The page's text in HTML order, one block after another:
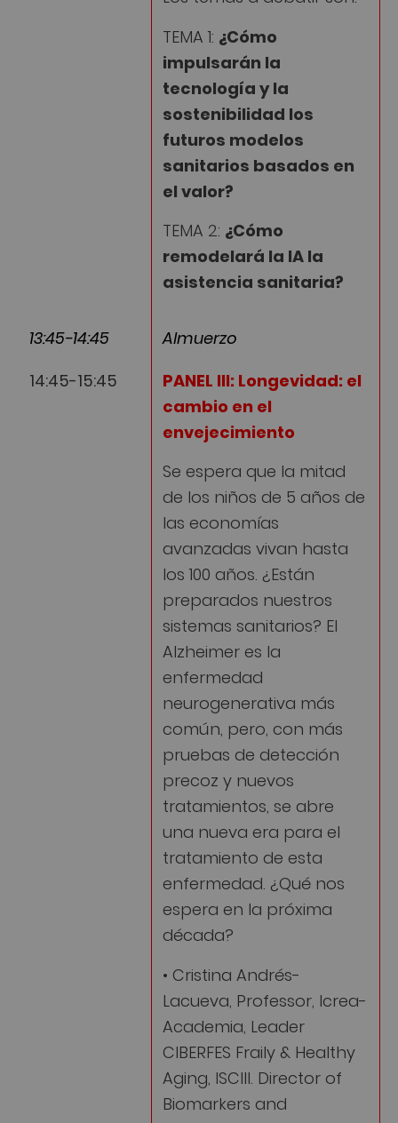
TEMA 1: ¿Cómo
impulsarán la
tecnología y la
sostenibilidad los
futuros modelos
sanitarios basados en
el valor?
TEMA 2: ¿Cómo
remodelará la IA la
asistencia sanitaria?
13:45-14:45
Almuerzo
14:45-15:45
PANEL III: Longevidad: el
cambio en el
envejecimiento
Se espera que la mitad
de los niños de 5 años de
las economías
avanzadas vivan hasta
los 100 años. ¿Están
preparados nuestros
sistemas sanitarios? El
Alzheimer es la
enfermedad
neurogenerativa más
común, pero, con más
pruebas de detección
precoz y nuevos
tratamientos, se abre
una nueva era para el
tratamiento de esta
enfermedad. ¿Qué nos
espera en la próxima
década?
• Cristina Andrés-
Lacueva, Professor, Icrea-
Academia, Leader
CIBERFES Fraily & Healthy
Aging, ISCIII. Director of
Biomarkers and